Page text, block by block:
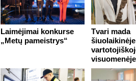
Laimėjimai konkurse
„Metų pameistrys“
Tvari mada
šiuolaikinėje
visuomenėje